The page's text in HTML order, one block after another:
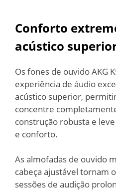
Conforto
acústico
Os fones de ouvido AKG
experiência de áudio
acústico superior,
concentre
construção robusta e
e conforto.
As almofadas de ouvido
cabeça ajustável tornam
sessões de audição